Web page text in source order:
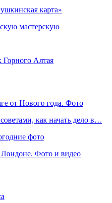
карта»
мастерскую
Горного Алтая
от Нового года. Фото
как начать дело в…
фото
Лондоне. Фото и видео